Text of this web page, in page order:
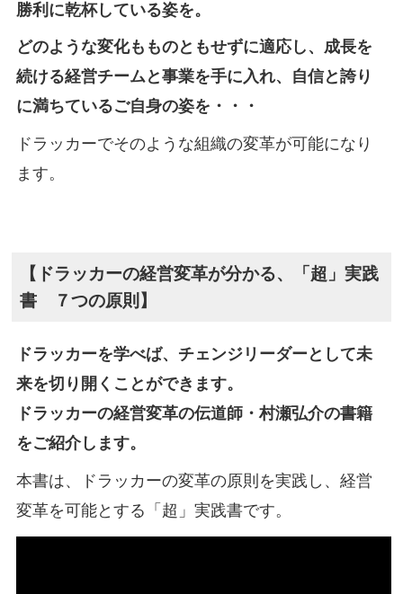
勝利に乾杯している姿を。
どのような変化もものともせずに適応し、成長を
続ける経営チームと事業を手に入れ、自信と誇り
に満ちているご自身の姿を・・・
ドラッカーでそのような組織の変革が可能になり
ます。
【ドラッカーの経営変革が分かる、「超」実践
書 ７つの原則】
ドラッカーを学べば、チェンジリーダーとして未
来を切り開くことができます。
ドラッカーの経営変革の伝道師・村瀬弘介の書籍
をご紹介します。
本書は、ドラッカーの変革の原則を実践し、経営
変革を可能とする「超」実践書です。